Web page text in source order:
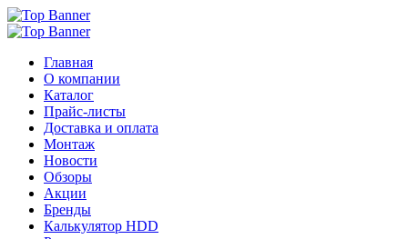
Главная
О компании
Каталог
Прайс-листы
Доставка и оплата
Монтаж
Новости
Обзоры
Акции
Бренды
Калькулятор HDD